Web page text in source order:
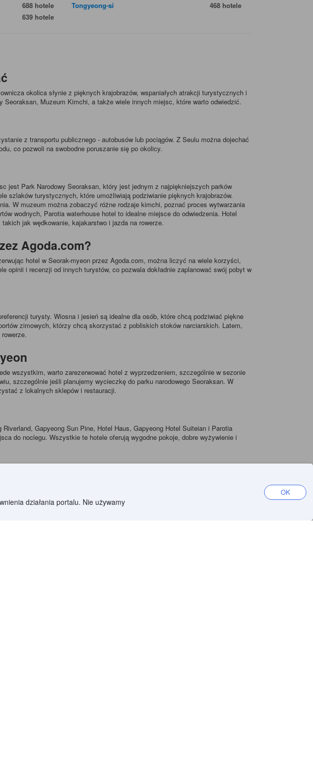
działania portalu. Nie używamy
OK
688 hotele
639 hotele
Tongyeong-si
468 hotele
okolica słynie z pięknych krajobrazów, wspaniałych atrakcji turystycznych i
Muzeum Kimchi, a także wiele innych miejsc, które warto odwiedzić.
z transportu publicznego - autobusów lub pociągów. Z Seulu można dojechać
co pozwoli na swobodne poruszanie się po okolicy.
jest Park Narodowy Seoraksan, który jest jednym z najpiękniejszych parków
szlaków turystycznych, które umożliwiają podziwianie pięknych krajobrazów.
W muzeum można zobaczyć różne rodzaje kimchi, poznać proces wytwarzania
wodnych, Parotia waterhouse hotel to idealne miejsce do odwiedzenia. Hotel
jak wędkowanie, kajakarstwo i jazda na rowerze.
Agoda.com?
hotel w Seorak-myeon przez Agoda.com, można liczyć na wiele korzyści,
opinii i recenzji od innych turystów, co pozwala dokładnie zaplanować swój pobyt w
turysty. Wiosna i jesień są idealne dla osób, które chcą podziwiać piękne
zimowych, którzy chcą skorzystać z pobliskich stoków narciarskich. Latem,
wszystkim, warto zarezerwować hotel z wyprzedzeniem, szczególnie w sezonie
szczególnie jeśli planujemy wycieczkę do parku narodowego Seoraksan. W
z lokalnych sklepów i restauracji.
Gapyeong Sun Pine, Hotel Haus, Gapyeong Hotel Suiteian i Parotia
do noclegu. Wszystkie te hotele oferują wygodne pokoje, dobre wyżywienie i
można również spróbować lokalnego piwa i innych napojów.